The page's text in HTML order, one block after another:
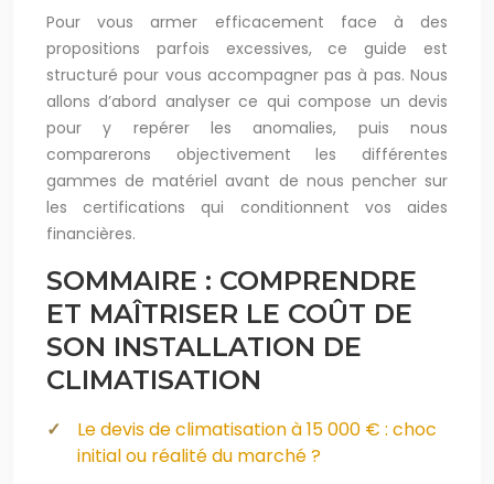
Pour vous armer efficacement face à des
propositions parfois excessives, ce guide est
structuré pour vous accompagner pas à pas. Nous
allons d’abord analyser ce qui compose un devis
pour y repérer les anomalies, puis nous
comparerons objectivement les différentes
gammes de matériel avant de nous pencher sur
les certifications qui conditionnent vos aides
financières.
SOMMAIRE : COMPRENDRE
ET MAÎTRISER LE COÛT DE
SON INSTALLATION DE
CLIMATISATION
Le devis de climatisation à 15 000 € : choc
initial ou réalité du marché ?